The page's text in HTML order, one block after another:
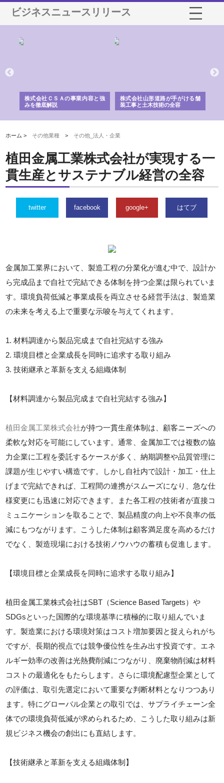
ビジネスニュースリリース
株式会社ＣＳＡの事業内容と強
みを徹底解説
株式会社山形道路が手がける舗
装工事と土木技術の全容
ホーム > その他業種 > その他_法人・企業
植田金属工業株式会社が実現する一
貫生産とサステナブル経営の全容
twitter facebook google+ はてブ
金属加工業界において、製造工程の分業化が進む中で、設計か
ら完成品まで自社で完結できる体制を持つ企業は限られていま
す。環境負荷低減と事業成長を両立させる経営手法は、製造業
の未来を考える上で重要な示唆を与えてくれます。
1. 材料調達から製品完成まで自社完結する強み
2. 環境目標と企業成長を同時に追求する取り組み
3. 技術継承と革新を支える組織体制
【材料調達から製品完成まで自社完結する強み】
植田金属工業株式会社が持つ一貫生産体制は、顧客ニーズへの
柔軟な対応を可能にしています。通常、金属加工では複数の協
力企業に工程を委託するケースが多く、納期調整や品質管理に
課題が生じやすい構造です。しかし自社内で設計・加工・仕上
げまで完結できれば、工程間の連携がスムーズになり、急な仕
様変更にも迅速に対応できます。また各工程の技術者が直接コ
ミュニケーションを取ることで、製品精度の向上や不良率の低
減にもつながります。こうした体制は顧客満足度を高めるだけ
でなく、製造現場における技術ノウハウの蓄積も促進します。
【環境目標と企業成長を同時に追求する取り組み】
植田金属工業株式会社はSBT（Science Based Targets）や
SDGsといった国際的な環境基準に積極的に取り組んでいま
す。製造業における環境対策はコスト増加要因と捉えられがち
ですが、長期的視点では競争優位性を生み出す投資です。エネ
ルギー効率の改善は光熱費削減につながり、廃棄物削減は材料
コストの最適化をもたらします。さらに環境配慮型企業として
の評価は、取引先選定において重要な判断材料となりつつあり
ます。特にグローバル企業との取引では、サプライチェーン全
体での環境負荷低減が求められるため、こうした取り組みは新
規ビジネス機会の創出にも直結します。
【技術継承と革新を支える組織体制】